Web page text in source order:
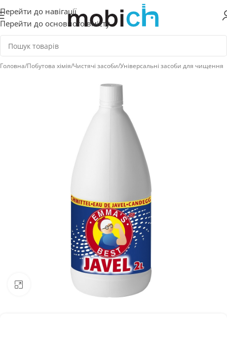
Перейти до навігації
Перейти до основного вмісту
Головна/Побутова хімія/Чистячі засоби/Універсальні засоби для чищення
Натисніть, щоб збільшити